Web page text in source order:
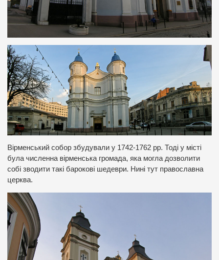
Вірменський собор збудували у 1742-1762 рр. Тоді у місті
була численна вірменська громада, яка могла дозволити
собі зводити такі барокові шедеври. Нині тут православна
церква.